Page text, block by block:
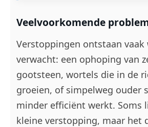
Veelvoorkomende
Verstoppingen ontstaan vaak
verwacht: een ophoping van
gootsteen, wortels die in de
groeien, of simpelweg ouder
minder efficiënt werkt. Soms
kleine verstopping, maar het